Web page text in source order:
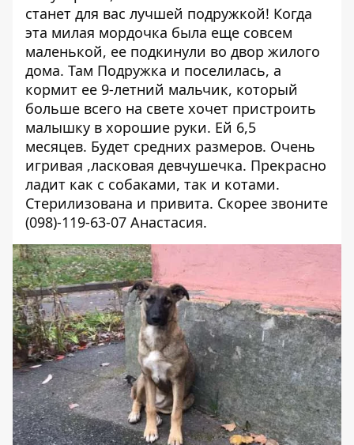
станет для вас лучшей подружкой! Когда
эта милая мордочка была еще совсем
маленькой, ее подкинули во двор жилого
дома. Там Подружка и поселилась, а
кормит ее 9-летний мальчик, который
больше всего на свете хочет пристроить
малышку в хорошие руки. Ей 6,5
месяцев. Будет средних размеров. Очень
игривая ,ласковая девчушечка. Прекрасно
ладит как с собаками, так и котами.
Стерилизована и привита. Скорее звоните
(098)-119-63-07 Анастасия.